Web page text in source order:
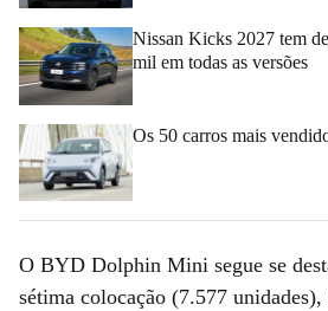
Nissan Kicks 2027 tem
mil em todas as versões
Os 50 carros mais
O BYD Dolphin Mini segue se
sétima colocação (7.577 unidades),